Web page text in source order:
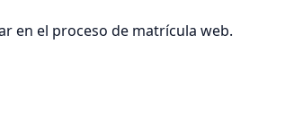
en el proceso de matrícula web.